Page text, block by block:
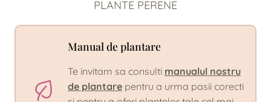
PLANTE PERENE
Manual de plantare
Te invitam sa consulti manualul nostru
de plantare pentru a urma pasii corecti